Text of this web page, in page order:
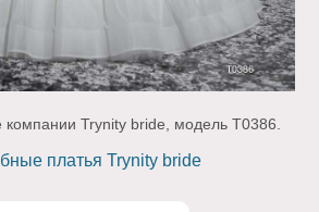
компании Trynity bride, модель T0386.
платья Trynity bride